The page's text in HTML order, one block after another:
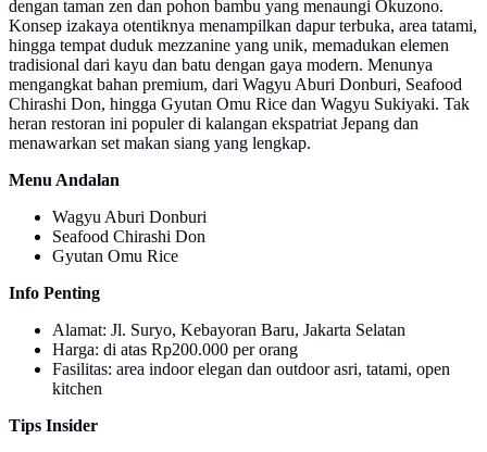
dengan taman zen dan pohon bambu yang menaungi Okuzono.
Konsep izakaya otentiknya menampilkan dapur terbuka, area tatami,
hingga tempat duduk mezzanine yang unik, memadukan elemen
tradisional dari kayu dan batu dengan gaya modern. Menunya
mengangkat bahan premium, dari Wagyu Aburi Donburi, Seafood
Chirashi Don, hingga Gyutan Omu Rice dan Wagyu Sukiyaki. Tak
heran restoran ini populer di kalangan ekspatriat Jepang dan
menawarkan set makan siang yang lengkap.
Menu Andalan
Wagyu Aburi Donburi
Seafood Chirashi Don
Gyutan Omu Rice
Info Penting
Alamat: Jl. Suryo, Kebayoran Baru, Jakarta Selatan
Harga: di atas Rp200.000 per orang
Fasilitas: area indoor elegan dan outdoor asri, tatami, open
kitchen
Tips Insider